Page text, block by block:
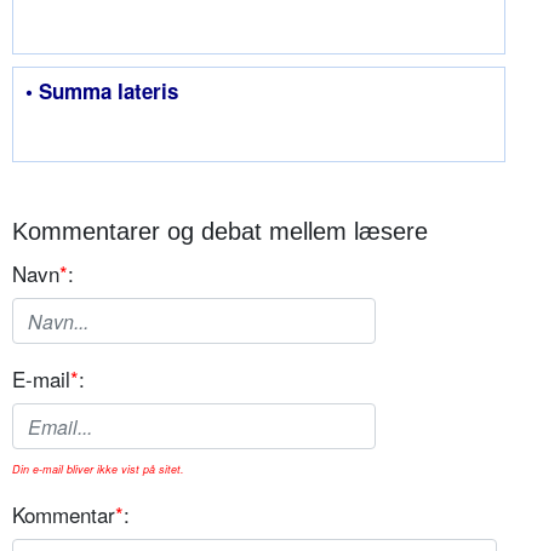
• Summa lateris
Kommentarer og debat mellem læsere
Navn*:
E-mail*:
Din e-mail bliver ikke vist på sitet.
Kommentar*: